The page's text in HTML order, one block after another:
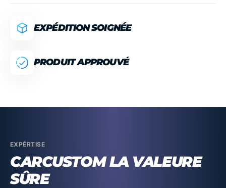
EXPÉDITION SOIGNÉE
PRODUIT APPROUVÉ
EXPÉRTISE
CARCUSTOM LA VALEURE
SÛRE